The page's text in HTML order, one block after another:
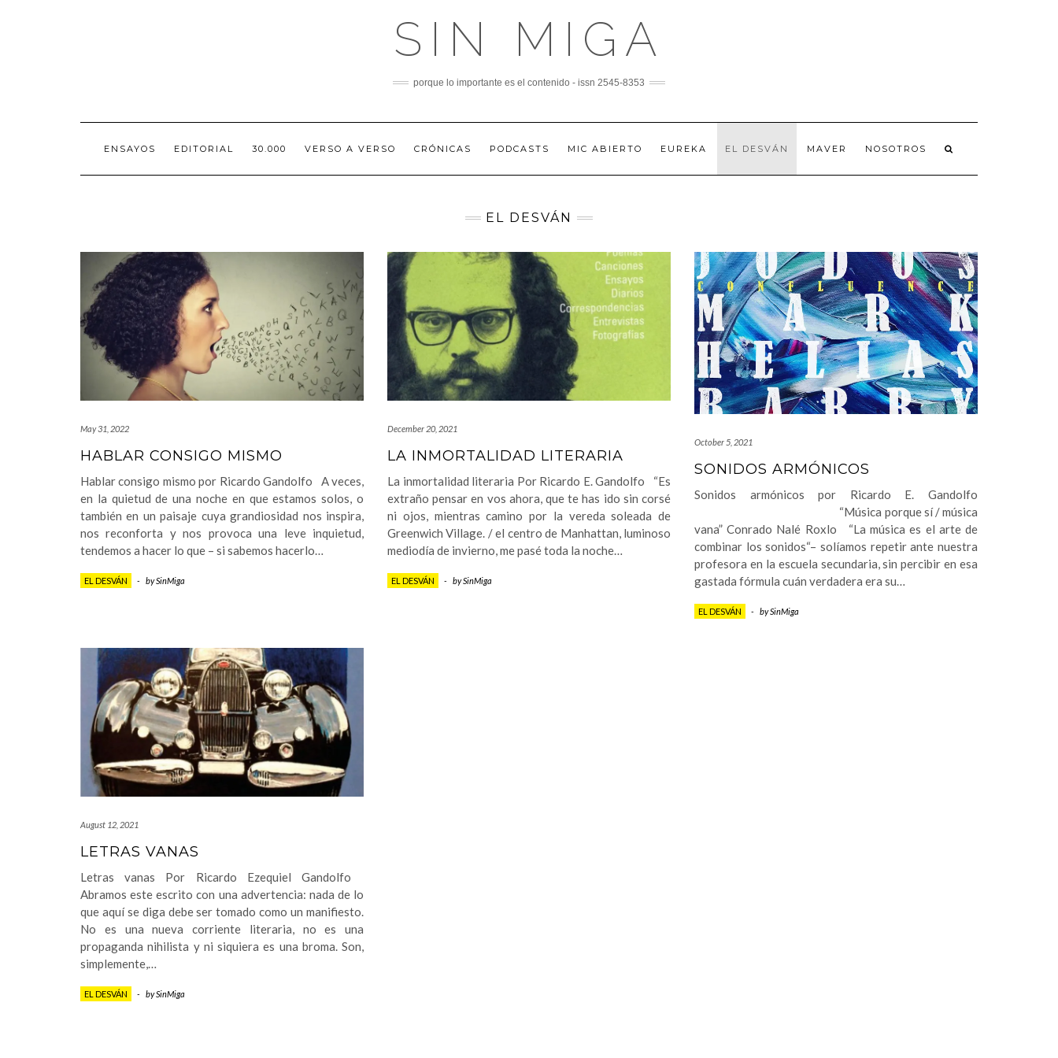
SIN MIGA
porque lo importante es el contenido - issn 2545-8353
ENSAYOS EDITORIAL 30.000 VERSO A VERSO CRÓNICAS PODCASTS MIC ABIERTO EUREKA EL DESVÁN MAVER NOSOTROS
EL DESVÁN
May 31, 2022
HABLAR CONSIGO MISMO
Hablar consigo mismo por Ricardo Gandolfo A veces,
en la quietud de una noche en que estamos solos, o
también en un paisaje cuya grandiosidad nos inspira,
nos reconforta y nos provoca una leve inquietud,
tendemos a hacer lo que – si sabemos hacerlo…
EL DESVÁN - bySinMiga
December 20, 2021
LA INMORTALIDAD LITERARIA
La inmortalidad literaria Por Ricardo E. Gandolfo “Es
extraño pensar en vos ahora, que te has ido sin corsé
ni ojos, mientras camino por la vereda soleada de
Greenwich Village. / el centro de Manhattan, luminoso
mediodía de invierno, me pasé toda la noche…
EL DESVÁN - bySinMiga
October 5, 2021
SONIDOS ARMÓNICOS
Sonidos armónicos por Ricardo E. Gandolfo
“Música porque sí / música
vana” Conrado Nalé Roxlo “La música es el arte de
combinar los sonidos“– solíamos repetir ante nuestra
profesora en la escuela secundaria, sin percibir en esa
gastada fórmula cuán verdadera era su…
EL DESVÁN - bySinMiga
August 12, 2021
LETRAS VANAS
Letras vanas Por Ricardo Ezequiel Gandolfo
Abramos este escrito con una advertencia: nada de lo
que aquí se diga debe ser tomado como un manifiesto.
No es una nueva corriente literaria, no es una
propaganda nihilista y ni siquiera es una broma. Son,
simplemente,…
EL DESVÁN - bySinMiga